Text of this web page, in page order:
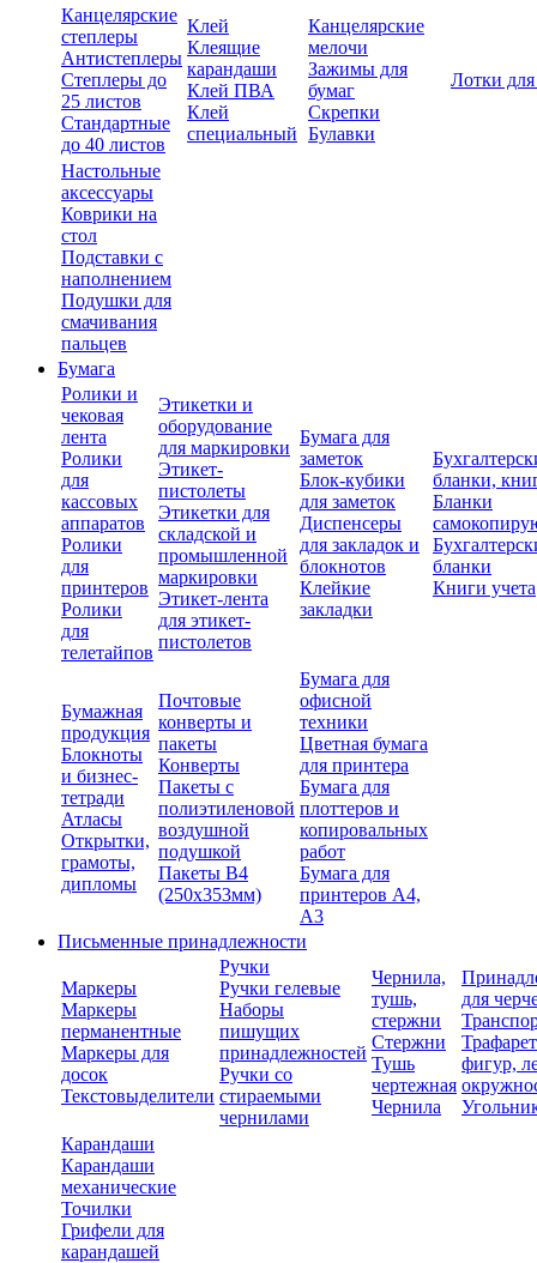
Канцелярские
степлеры
Антистеплеры
Степлеры до
25 листов
Стандартные
до 40 листов
Клей
Клеящие
карандаши
Клей ПВА
Клей
специальный
Канцелярские
мелочи
Зажимы для
бумаг
Скрепки
Булавки
Лотки
Настольные
аксессуары
Коврики на
стол
Подставки с
наполнением
Подушки для
смачивания
пальцев
Бумага
Ролики и
чековая
лента
Ролики
для
кассовых
аппаратов
Ролики
для
принтеров
Ролики
для
телетайпов
Этикетки и
оборудование
для маркировки
Этикет-
пистолеты
Этикетки для
складской и
промышленной
маркировки
Этикет-лента
для этикет-
пистолетов
Бумага для
заметок
Блок-кубики
для заметок
Диспенсеры
для закладок и
блокнотов
Клейкие
закладки
бланки,
Бланки
бланки
Книги учета
Бумажная
продукция
Блокноты
и бизнес-
тетради
Атласы
Открытки,
грамоты,
дипломы
Почтовые
конверты и
пакеты
Конверты
Пакеты с
полиэтиленовой
воздушной
подушкой
Пакеты В4
(250х353мм)
Бумага для
офисной
техники
Цветная бумага
для принтера
Бумага для
плоттеров и
копировальных
работ
Бумага для
принтеров А4,
А3
Письменные принадлежности
Маркеры
Маркеры
перманентные
Маркеры для
досок
Текстовыделители
Ручки
Ручки гелевые
Наборы
пишущих
принадлежностей
Ручки со
стираемыми
чернилами
Чернила,
тушь,
стержни
Стержни
Тушь
чертежная
Чернила
для
фигур,
Карандаши
Карандаши
механические
Точилки
Грифели для
карандашей